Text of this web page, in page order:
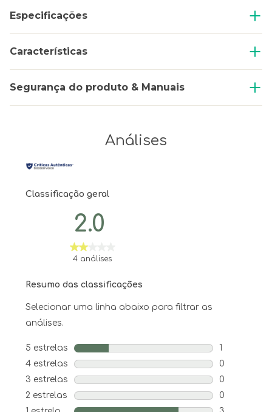
Especificações
Características
Segurança do produto & Manuais
Análises
Resumo das classificações
Selecionar uma linha abaixo para filtrar as
análises.
5 estrelas estrelas
1
1 análise
4 estrelas estrelas
0
0 análise
3 estrelas estrelas
0
0 análise
2 estrelas estrelas
0
0 análise
Classificação geral
2.0
4 análises